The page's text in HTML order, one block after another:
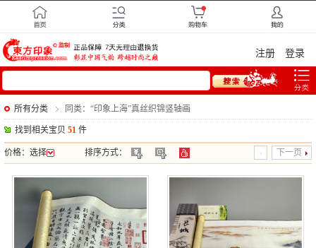
注册 登录
所有分类 同类：“印象上海”真丝织锦竖轴画
找到相关宝贝 51 件
价格： 选择 排序方式： 下一页